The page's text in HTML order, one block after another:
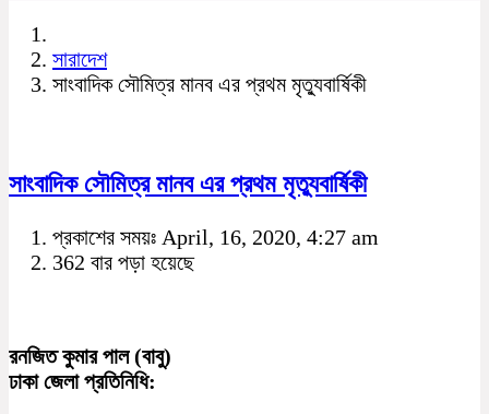
সারাদেশ
সাংবাদিক সৌমিত্র মানব এর প্রথম মৃত্যুবার্ষিকী
সাংবাদিক সৌমিত্র মানব এর প্রথম মৃত্যুবার্ষিকী
প্রকাশের সময়ঃ April, 16, 2020, 4:27 am
362 বার পড়া হয়েছে
রনজিত কুমার পাল (বাবু)
ঢাকা জেলা প্রতিনিধি: